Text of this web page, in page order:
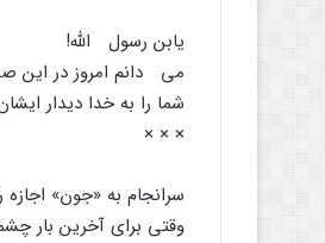
یابن رسول الله!
می دانم امروز در این
شما را به خدا دیدار
× × ×
سرانجام به «جون»
وقتی برای آخرین بار